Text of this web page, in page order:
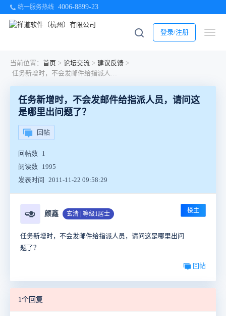
统一服务热线 4006-8899-23
登录/注册
当前位置： 首页 > 论坛交流 > 建议反馈 >
任务新增时，不会发邮件给指派人员，请问这是哪里出问题了？
任务新增时，不会发邮件给指派人员，请问这
是哪里出问题了？
回帖
回帖数 1
阅读数 1995
发表时间
2011-11-22 09:58:29
🥑 颜鑫 玄清 | 等级1居士 楼主
任务新增时，不会发邮件给指派人员，请问这是哪里出问
题了？
回帖
1个回复